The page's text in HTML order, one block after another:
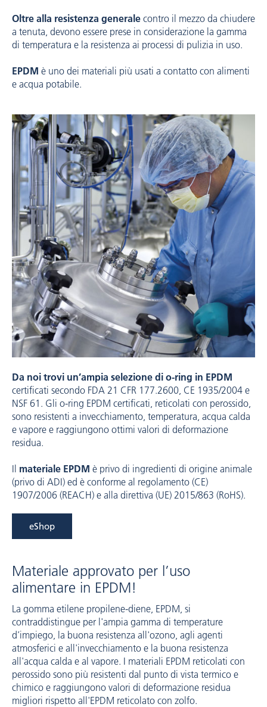
Oltre alla resistenza generale contro il mezzo da chiudere
a tenuta, devono essere prese in considerazione la gamma
di temperatura e la resistenza ai processi di pulizia in uso.
EPDM è uno dei materiali più usati a contatto con alimenti
e acqua potabile.
Da noi trovi un’ampia selezione di o-ring in EPDM
certificati secondo FDA 21 CFR 177.2600, CE 1935/2004 e
NSF 61. Gli o-ring EPDM certificati, reticolati con perossido,
sono resistenti a invecchiamento, temperatura, acqua calda
e vapore e raggiungono ottimi valori di deformazione
residua.
Il materiale EPDM è privo di ingredienti di origine animale
(privo di ADI) ed è conforme al regolamento (CE)
1907/2006 (REACH) e alla direttiva (UE) 2015/863 (RoHS).
eShop
Materiale approvato per l’uso
alimentare in EPDM!
La gomma etilene propilene-diene, EPDM, si
contraddistingue per l'ampia gamma di temperature
d’impiego, la buona resistenza all'ozono, agli agenti
atmosferici e all'invecchiamento e la buona resistenza
all'acqua calda e al vapore. I materiali EPDM reticolati con
perossido sono più resistenti dal punto di vista termico e
chimico e raggiungono valori di deformazione residua
migliori rispetto all'EPDM reticolato con zolfo.